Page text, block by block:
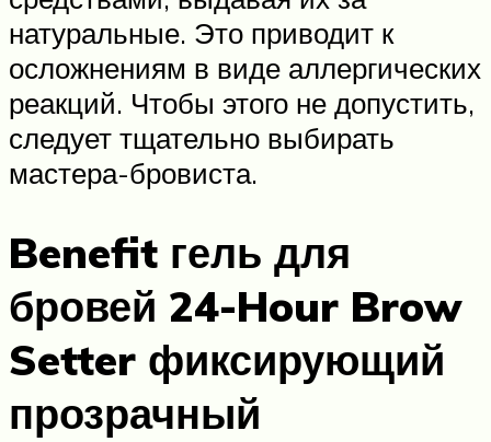
натуральные. Это приводит к
осложнениям в виде аллергических
реакций. Чтобы этого не допустить,
следует тщательно выбирать
мастера-бровиста.
Benefit гель для
бровей 24-Hour Brow
Setter фиксирующий
прозрачный